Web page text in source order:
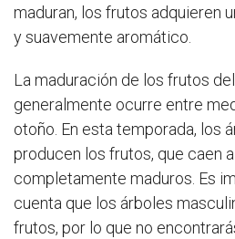
maduran, los frutos adquieren
y suavemente aromático.
La maduración de los frutos
generalmente ocurre entre
otoño. En esta temporada, los
producen los frutos, que caen
completamente maduros. Es
cuenta que los árboles
frutos, por lo que no